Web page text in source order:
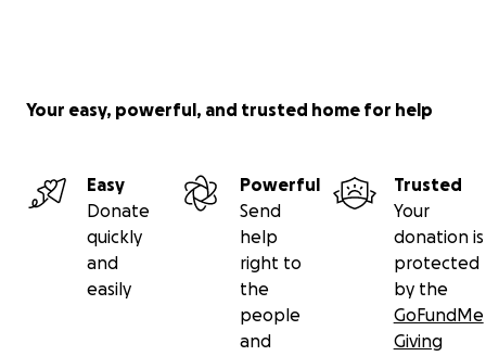
Your easy, powerful, and trusted home for help
Easy
Donate
quickly
and
easily
Powerful
Send
help
right to
the
people
and
Trusted
Your
donation is
protected
by the
GoFundMe
Giving